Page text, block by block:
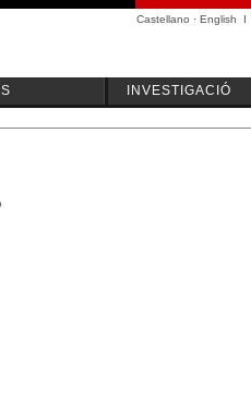
Castellano · English I
INVESTIGACIÓ